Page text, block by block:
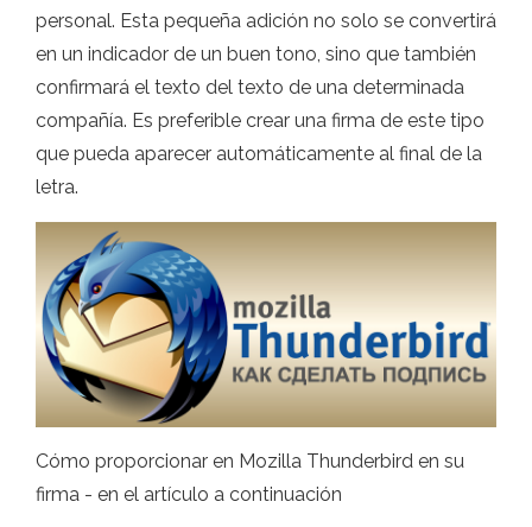
personal. Esta pequeña adición no solo se convertirá
en un indicador de un buen tono, sino que también
confirmará el texto del texto de una determinada
compañía. Es preferible crear una firma de este tipo
que pueda aparecer automáticamente al final de la
letra.
Cómo proporcionar en Mozilla Thunderbird en su
firma - en el artículo a continuación